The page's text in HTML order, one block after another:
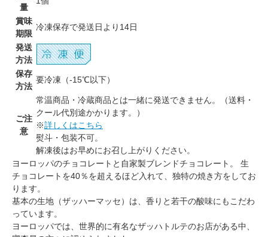
量
賞味
期限
冷凍保存で発送日より14日
発送
方法
保存
方法
要冷凍（-15℃以下）
ご注
意
常温商品・冷蔵商品とは一緒に発送できません。（送料・
クール代別途かかります。）
※詳しくはこちら
熨斗・包装不可。
解凍後はお早めにお召し上がりください。
ヨーロッパのチョコレートと自家製ブレンドチョコレート。 生
チョコレートを40％を超えるほど入れて、独特の焼き方をしてお
ります。
基本の生地（ザッハーマッセ）は、香りと若干の酸味にもこだわ
っています。
ヨーロッパでは、世界的に有名なザッハトルテのお店がある中、